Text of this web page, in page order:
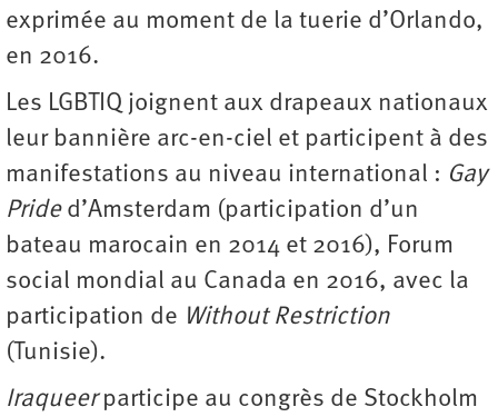
exprimée au moment de la tuerie d’Orlando,
en 2016.
Les LGBTIQ joignent aux drapeaux nationaux
leur bannière arc-en-ciel et participent à des
manifestations au niveau international : Gay
Prided’Amsterdam (participation d’un
bateau marocain en 2014 et 2016), Forum
social mondial au Canada en 2016, avec la
participation de Without Restriction
(Tunisie).
Iraqueerparticipe au congrès de Stockholm